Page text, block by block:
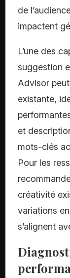
de
impactent
L’une des
suggestion
Advisor
existante,
et
mots-clés
Pour les
créativité
variations
s’alignent